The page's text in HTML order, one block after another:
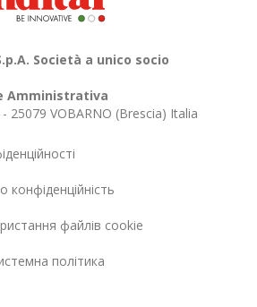
Società a unico socio
Amministrativa
25079 VOBARNO (Brescia) Italia
конфіденційність
файлів cookie
політика